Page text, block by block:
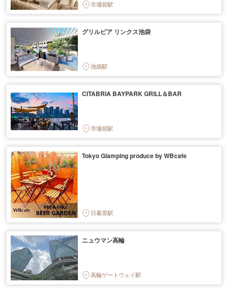
市場前駅
グリルピア リンクス池袋
池袋駅
CITABRIA BAYPARK GRILL＆BAR
市場前駅
Tokyo Glamping produce by WBcafe
日暮里駅
ニュウマン高輪
高輪ゲートウェイ駅